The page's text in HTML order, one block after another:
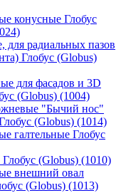
конусные Глобус
радиальных пазов
Глобус (Globus)
для фасадов и 3D
(Globus) (1004)
"Бычий нос"
(Globus) (1014)
галтельные Глобус
(Globus) (1010)
внешний овал
(Globus) (1013)